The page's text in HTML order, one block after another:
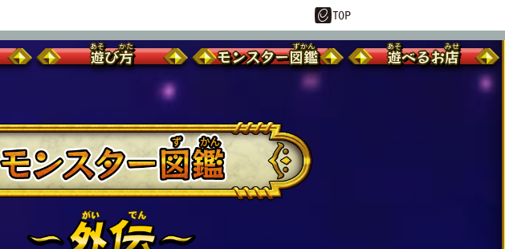
遊び方 モンスター図鑑 遊べるお店